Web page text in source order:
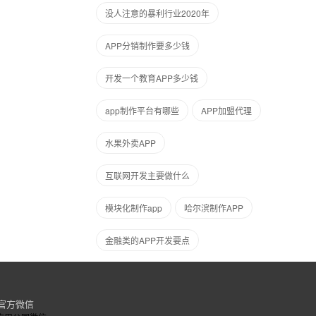
没人注意的暴利行业2020年
APP分销制作要多少钱
开发一个教育APP多少钱
app制作平台有哪些 APP加盟代理
水果外卖APP
互联网开发主要做什么
模块化制作app 哈尔滨制作APP
金融类的APP开发要点
方微信